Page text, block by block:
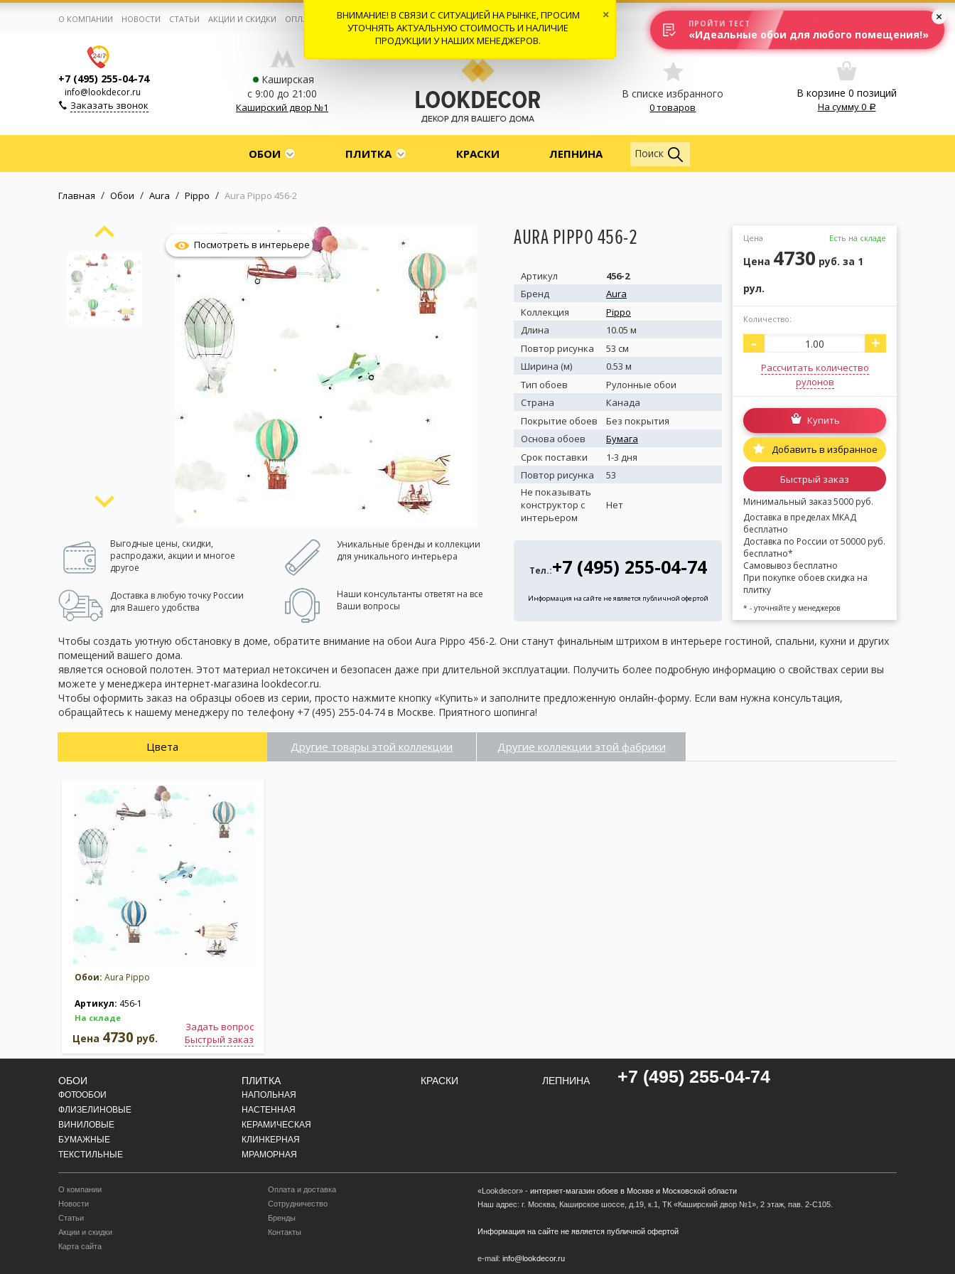
Корзина:0
Избранное:0 товаров
Каталог
Компания
Личный кабинет
(сменить город)
О КОМПАНИИ НОВОСТИ СТАТЬИ АКЦИИ И СКИДКИ ОПЛАТА И ДОСТАВКА СОТРУДНИЧЕСТВО КОНТАКТЫ ОТЗЫВЫ
+7 (495) 255-04-74
info@lookdecor.ru
Заказать звонок
Каширская
с 9:00 до 21:00
Каширский двор №1
В списке избранного
0 товаров
В корзине 0 позиций
На сумму0
ОБОИ ПЛИТКА КРАСКИ ЛЕПНИНА Обои
Поиск
Главная / Обои / Aura / Pippo / Aura Pippo 456-2
Посмотреть в интерьере
Выгодные цены, скидки,
распродажи, акции и многое
другое
Уникальные бренды и коллекции
для уникального интерьера
Доставка в любую точку России
для Вашего удобства
Наши консультанты ответят на все
Ваши вопросы
AURA PIPPO 456-2
Артикул
456-2
Бренд
Aura
Коллекция
Pippo
Длина
10.05 м
Повтор рисунка
53 см
Ширина (м)
0.53 м
Тип обоев
Рулонные обои
Страна
Канада
Покрытие обоев
Без покрытия
Основа обоев
Бумага
Срок поставки
1-3 дня
Повтор рисунка
53
Не показывать
конструктор с
интерьером
Нет
Тел.:+7 (495) 255-04-74
Информация на сайте не является публичной офертой
Цена Есть на складе
Цена 4730 руб. за 1
рул.
Количество:
- +
Рассчитать количество
рулонов
Купить
Добавить в избранное
Быстрый заказ
Минимальный заказ 5000 руб.
Доставка в пределах МКАД
бесплатно
Доставка по России от 50000 руб.
бесплатно*
Самовывоз бесплатно
При покупке обоев скидка на
плитку
* - уточняйте у менеджеров
Чтобы создать уютную обстановку в доме, обратите внимание на обои Aura Pippo 456-2. Они станут финальным штрихом в интерьере гостиной, спальни, кухни и других
помещений вашего дома.
является основой полотен. Этот материал нетоксичен и безопасен даже при длительной эксплуатации. Получить более подробную информацию о свойствах серии вы
можете у менеджера интернет-магазина lookdecor.ru.
Чтобы оформить заказ на образцы обоев из серии, просто нажмите кнопку «Купить» и заполните предложенную онлайн-форму. Если вам нужна консультация,
обращайтесь к нашему менеджеру по телефону +7 (495) 255-04-74 в Москве. Приятного шопинга!
Цвета Другие товары этой коллекции Другие коллекции этой фабрики
Обои: Aura Pippo
Артикул: 456-1
На складе
Задать вопрос
Быстрый заказ
Цена 4730 руб.
ОБОИ
ФОТООБОИ
ФЛИЗЕЛИНОВЫЕ
ВИНИЛОВЫЕ
БУМАЖНЫЕ
ТЕКСТИЛЬНЫЕ
ПЛИТКА
НАПОЛЬНАЯ
НАСТЕННАЯ
КЕРАМИЧЕСКАЯ
КЛИНКЕРНАЯ
МРАМОРНАЯ
КРАСКИ ЛЕПНИНА +7 (495) 255-04-74
О компании
Новости
Статьи
Акции и скидки
Карта сайта
Оплата и доставка
Сотрудничество
Бренды
Контакты
«Lookdecor» - интернет-магазин обоев в Москве и Московской области
Наш адрес: г. Москва, Каширское шоссе, д.19, к.1, ТК «Каширский двор №1», 2 этаж, пав. 2-С105.
Информация на сайте не является публичной офертой
e-mail: info@lookdecor.ru
ВНИМАНИЕ! В СВЯЗИ С СИТУАЦИЕЙ НА РЫНКЕ, ПРОСИМ
УТОЧНЯТЬ АКТУАЛЬНУЮ СТОИМОСТЬ И НАЛИЧИЕ
ПРОДУКЦИИ У НАШИХ МЕНЕДЖЕРОВ.
×
ПРОЙТИ ТЕСТ
«Идеальные обои для любого помещения!»